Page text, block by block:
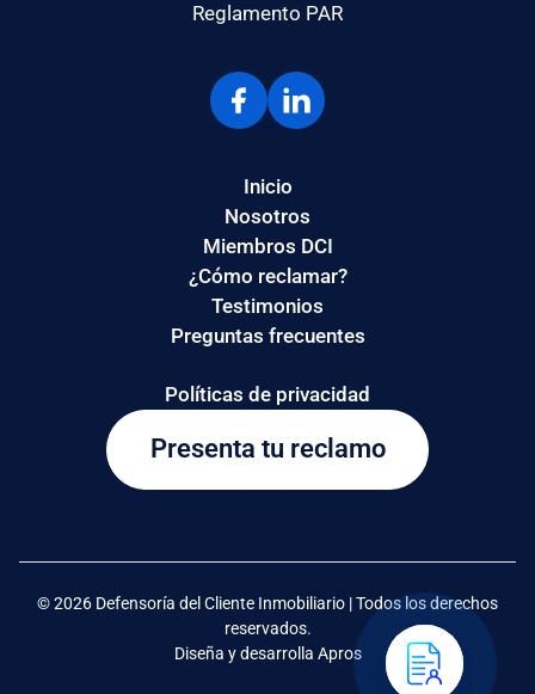
Reglamento PAR
Presenta tu reclamo
Inicio
Nosotros
Miembros DCI
¿Cómo reclamar?
Testimonios
Preguntas frecuentes
Políticas de privacidad
© 2026 Defensoría del Cliente Inmobiliario | Todos los derechos
reservados.
Diseña y desarrolla Apros